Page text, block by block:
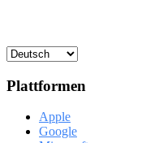
Plattformen
Apple
Google